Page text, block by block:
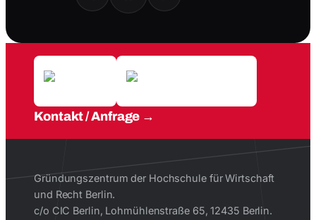
Kontakt / Anfrage
Gründungszentrum der Hochschule für Wirtschaft
und Recht Berlin.
c/o CIC Berlin, Lohmühlenstraße 65, 12435 Berlin.